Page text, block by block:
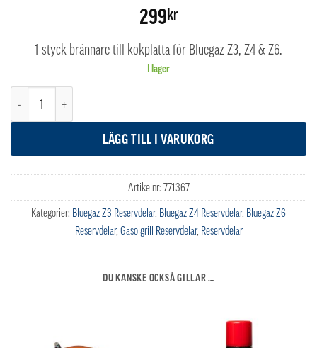
299kr
1 styck brännare till kokplatta för Bluegaz Z3, Z4 & Z6.
I lager
Bluegaz Z3, Z4 & Z6 Brännare kokplatta mängd
LÄGG TILL I VARUKORG
Artikelnr: 771367
Kategorier: Bluegaz Z3 Reservdelar, Bluegaz Z4 Reservdelar, Bluegaz Z6
Reservdelar, Gasolgrill Reservdelar, Reservdelar
DU KANSKE OCKSÅ GILLAR …